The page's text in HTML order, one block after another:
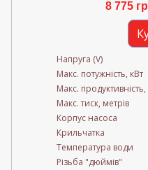
8 775
Напруга (V)
Mакс. потужність, кВт
Mакс.
Maкс. тиск, метрів
Корпус насоса
Крильчатка
Температура води
Різьба "дюймів"